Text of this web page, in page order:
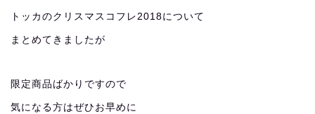
トッカのクリスマスコフレ2018について
まとめてきましたが
限定商品ばかりですので
気になる方はぜひお早めに